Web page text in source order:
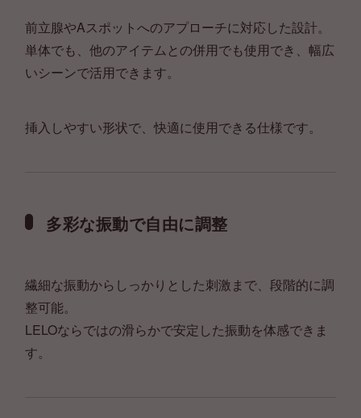
前立腺やAスポットへのアプローチに対応した設計。
単体でも、他のアイテムとの併用でも使用でき、幅広
いシーンで活用できます。
挿入しやすい形状で、快適に使用できる仕様です。
多彩な振動で自由に調整
繊細な振動からしっかりとした刺激まで、段階的に調
整可能。
LELOならではの滑らかで安定した振動を体感できま
す。